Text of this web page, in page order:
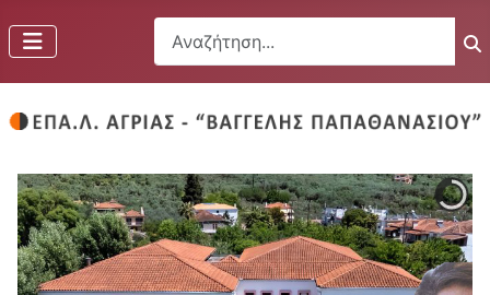
Αναζήτηση...